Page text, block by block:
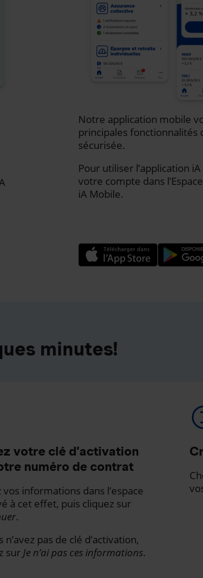
Notre application mobile
principales fonctionnalités
sécurisée.
Pour utiliser l’application
votre compte dans
iA Mobile.
minutes!
votre clé d’activation
numéro de contrat
vos informations dans l’espace
à cet effet, puis cliquez sur
.
n’avez pas de clé d’activation,
sur Je n’ai pas ces informations.